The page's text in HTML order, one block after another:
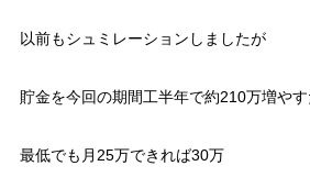
以前もシュミレーションしましたが
貯金を今回の期間工半年で約210万増や
最低でも月25万できれば30万